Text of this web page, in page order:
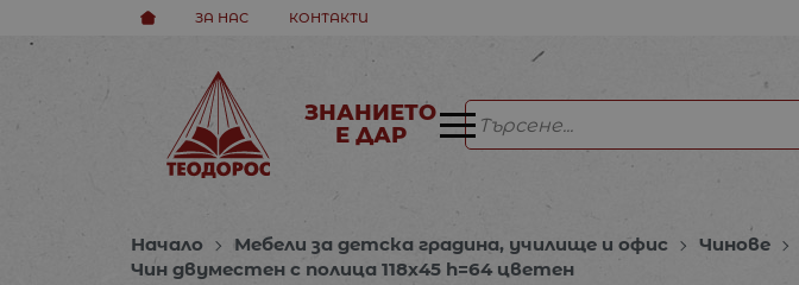
ЗА НАС КОНТАКТИ
ЗНАНИЕТО
Е ДАР
Начало Мебели за детска градина, училище и офис Чинове
Чин двуместен с полица 118х45 h=64 цветен